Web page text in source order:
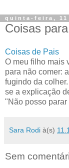
quinta-feira, 11
Coisas
Coisas de Pais
O meu filho mais
para não comer:
fugindo da
se a explicação
"Não posso parar
Sara Rodi à(s)
Sem